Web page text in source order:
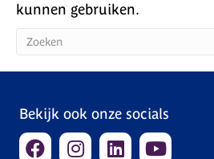
kunnen gebruiken.
Bekijk ook onze socials